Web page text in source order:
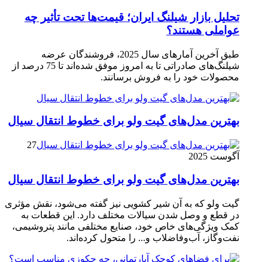
تحلیل بازار شیلنگ ایران؛ قیمت‌ها تحت تأثیر چه
عواملی هستند؟
طبق آخرین آمارهای سال 2025، فروشندگان عرضه
شیلنگ‌های صادراتی تا به امروز موفق شده‌اند تا 75 درصد از
محصولات خود را به فروش برسانند.
بهترین مدل‌های گیت ولو برای خطوط انتقال سیال
27
آگوست 2025
بهترین مدل‌های گیت ولو برای خطوط انتقال سیال
گیت ولو که به آن شیر کشویی نیز گفته می‌شود، نقش مؤثری
در قطع و وصل شدن سیالات مختلف دارد. این قطعات به
کمک ویژگی‌های خاص خود، صنایع مختلفی مانند پتروشیمی،
نفت‌وگاز، آب‌وفاضلاب و... را متحول کرده‌اند.